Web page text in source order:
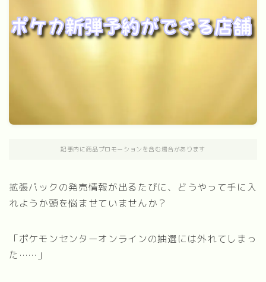
記事内に商品プロモーションを含む場合があります
拡張パックの発売情報が出るたびに、どうやって手に入
れようか頭を悩ませていませんか？
「ポケモンセンターオンラインの抽選には外れてしまっ
た……」